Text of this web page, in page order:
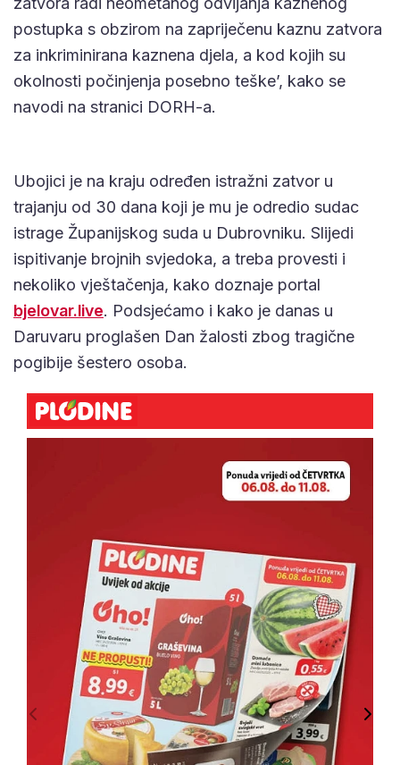
postupka s obzirom na zapriječenu kaznu zatvora
za inkriminirana kaznena djela, a kod kojih su
okolnosti počinjenja posebno teške’, kako se
navodi na stranici DORH-a.
Ubojici je na kraju određen istražni zatvor u
trajanju od 30 dana koji je mu je odredio sudac
istrage Županijskog suda u Dubrovniku. Slijedi
ispitivanje brojnih svjedoka, a treba provesti i
nekoliko vještačenja, kako doznaje portal
bjelovar.live. Podsjećamo i kako je danas u
Daruvaru proglašen Dan žalosti zbog tragične
pogibije šestero osoba.